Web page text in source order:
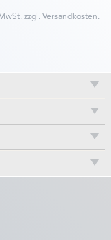
zzgl. Versandkosten.